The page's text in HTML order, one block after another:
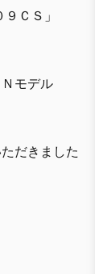
ＣＳ」
モデル
だきました